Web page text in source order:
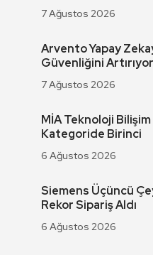
7 Ağustos 2026
Arvento Yapay
Güvenliğini Artırıyor
7 Ağustos 2026
MİA Teknoloji Bilişim
Kategoride Birinci
6 Ağustos 2026
Siemens Üçüncü
Rekor Sipariş Aldı
6 Ağustos 2026